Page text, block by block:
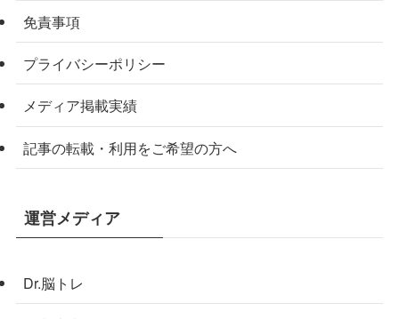
免責事項
プライバシーポリシー
メディア掲載実績
記事の転載・利用をご希望の方へ
運営メディア
Dr.脳トレ